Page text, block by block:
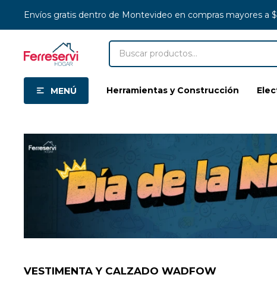
MENÚ Herramientas y Construcción
Envíos gratis dentro de Montevideo en compras mayores a
VESTIMENTA Y CALZADO WADFOW